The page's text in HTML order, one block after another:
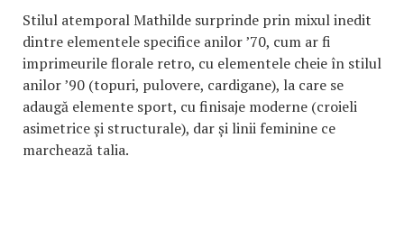
Stilul atemporal Mathilde surprinde prin mixul inedit
dintre elementele specifice anilor ’70, cum ar fi
imprimeurile florale retro, cu elementele cheie în stilul
anilor ’90 (topuri, pulovere, cardigane), la care se
adaugă elemente sport, cu finisaje moderne (croieli
asimetrice și structurale), dar și linii feminine ce
marchează talia.